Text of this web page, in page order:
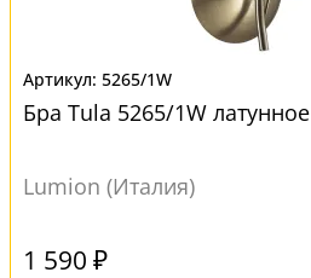
5265/1W
Бра Tula 5265/1W латунное
Lumion (Италия)
1 590 ₽